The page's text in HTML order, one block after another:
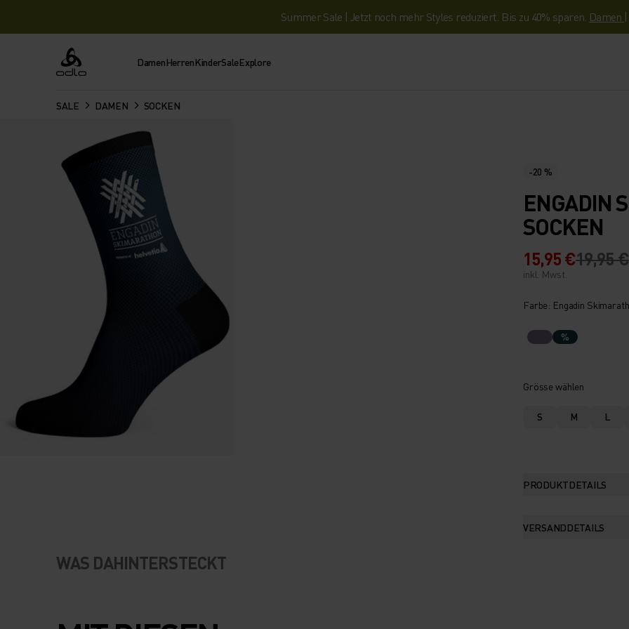
Summer Sale | Jetzt noch mehr Styles reduziert. Bis zu 40% sparen. Damen |
Odlo DamenHerrenKinderSaleExplore
SALE DAMEN SOCKEN
-20 %
ENGADIN
SOCKEN
15,95 €19,95 €
inkl. Mwst.
Farbe: Engadin
%
Grösse wählen
S M L
PRODUKTDETAILS
VERSANDDETAILS
WAS DAHINTERSTECKT